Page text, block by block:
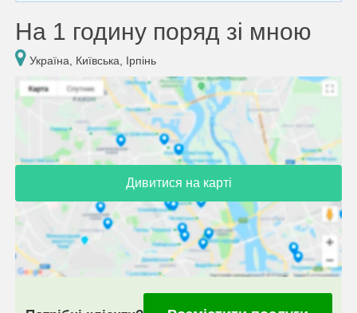
На 1 годину поряд зі мною
Україна, Київська, Ірпінь
Дивитися на карті